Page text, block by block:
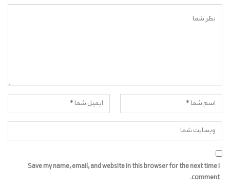
Save my name, email, and website in this browser for the next time I
comment.